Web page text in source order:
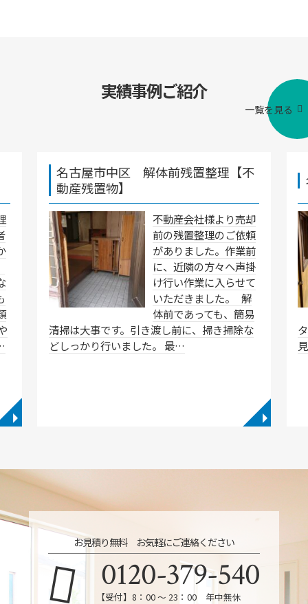
実績事例ご紹介
一覧を見る
◥
名古屋市中区 解体前残置整理【不
動産残置物】
不動産会社様より売却
前の残置整理のご依頼
がありました。作業前
に、近隣の方々へ声掛
け行い作業に入らせて
いただきました。 解
体前であっても、簡易
清掃は大事です。引き渡し前に、掃き掃除な
どしっかり行いました。 最…
◥
お見積り無料 お気軽にご連絡ください
0120-379-540
【受付】8：00 ～ 23：00 年中無休